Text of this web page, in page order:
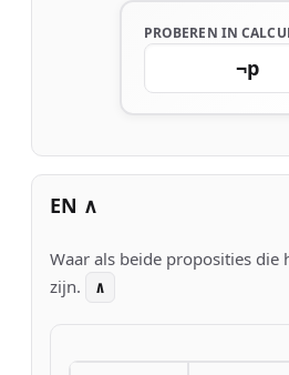
PROBEREN IN
¬p
EN ∧
Waar als beide proposities die
zijn.
∧